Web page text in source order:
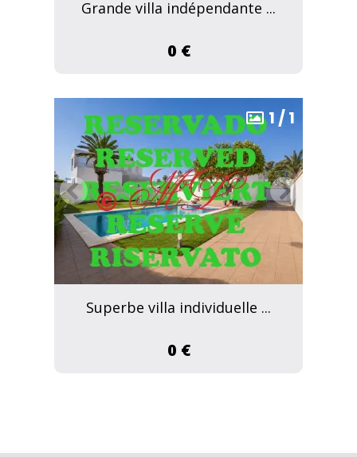
Grande villa indépendante ...
0 €
1 /1
Superbe villa individuelle ...
0 €